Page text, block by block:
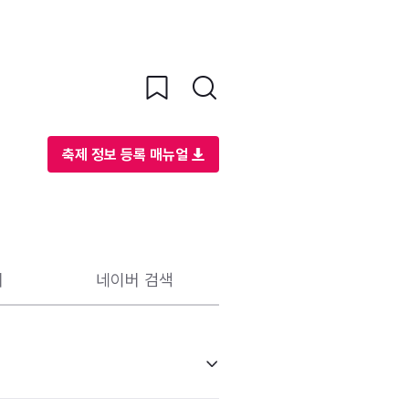
축제 정보 등록 매뉴얼
네이버 검색